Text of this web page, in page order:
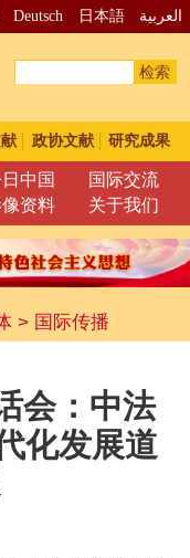
Deutsch 日本語 العربية
检索
政协文献 研究成果
中国
国际交流
资料 关于我们
> 国际传播
会：中法
化发展道